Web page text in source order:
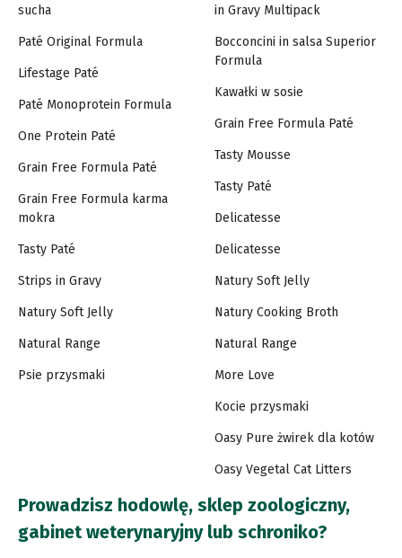
sucha
Paté Original Formula
Lifestage Paté
Paté Monoprotein Formula
One Protein Paté
Grain Free Formula Paté
Grain Free Formula karma
mokra
Tasty Paté
Strips in Gravy
Natury Soft Jelly
Natural Range
Psie przysmaki
in Gravy Multipack
Bocconcini in salsa Superior
Formula
Kawałki w sosie
Grain Free Formula Paté
Tasty Mousse
Tasty Paté
Delicatesse
Delicatesse
Natury Soft Jelly
Natury Cooking Broth
Natural Range
More Love
Kocie przysmaki
Oasy Pure żwirek dla kotów
Oasy Vegetal Cat Litters
Prowadzisz hodowlę, sklep zoologiczny,
gabinet weterynaryjny lub schroniko?